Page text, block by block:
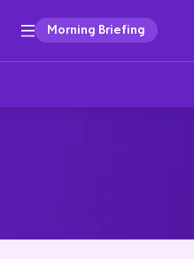
Morning Briefing